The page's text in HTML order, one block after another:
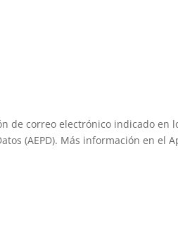
de correo electrónico indicado en
(AEPD). Más información en el